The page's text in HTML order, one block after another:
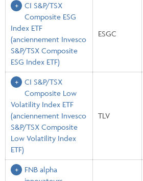
CI S&P/TSX
Composite ESG
Index ETF
(anciennement Invesco
S&P/TSX Composite
ESG Index ETF)
ESGC
CI S&P/TSX
Composite Low
Volatility Index ETF
(anciennement Invesco
S&P/TSX Composite
Low Volatility Index
ETF)
TLV
FNB alpha